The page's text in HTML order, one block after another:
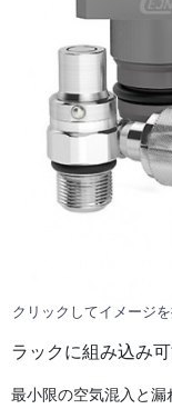
クリックしてイメージ
ラックに組み込み
最小限の空気混入と